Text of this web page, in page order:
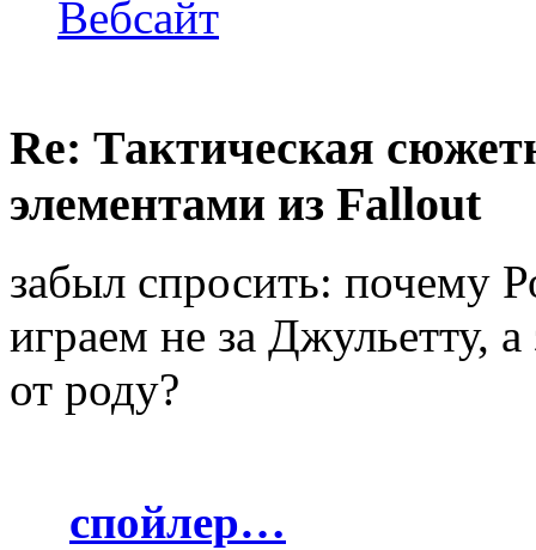
Вебсайт
Re: Тактическая
элементами из Fallout
забыл спросить: почему
играем не за Джульетту,
от роду?
спойлер…